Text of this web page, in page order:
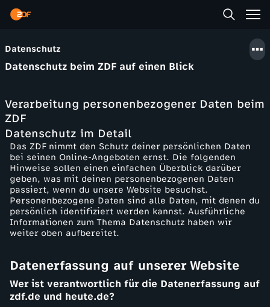
Datenschutz
Datenschutz beim ZDF auf einen Blick
Verarbeitung personenbezogener Daten beim
ZDF
Technische
tellung
ng
Local Storage
Datenschutz im Detail
fische
Datenverarbeit
ung
Welche Rechte
Datenlöschung
Das ZDF nimmt den Schutz deiner persönlichen Daten
bei seinen Online-Angeboten ernst. Die folgenden
Hinweise sollen einen einfachen Überblick darüber
geben, was mit deinen personenbezogenen Daten
passiert, wenn du unsere Website besuchst.
Personenbezogene Daten sind alle Daten, mit denen du
persönlich identifiziert werden kannst. Ausführliche
Informationen zum Thema Datenschutz haben wir
weiter oben aufbereitet.
Datenerfassung auf unserer Website
Wer ist verantwortlich für die Datenerfassung auf
zdf.de und heute.de?